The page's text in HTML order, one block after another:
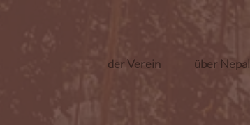
der Verein über Nepal